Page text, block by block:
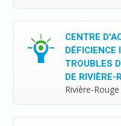
CENTRE
TROUBLES
DE RIVIÈRE-
Rivière-Rouge